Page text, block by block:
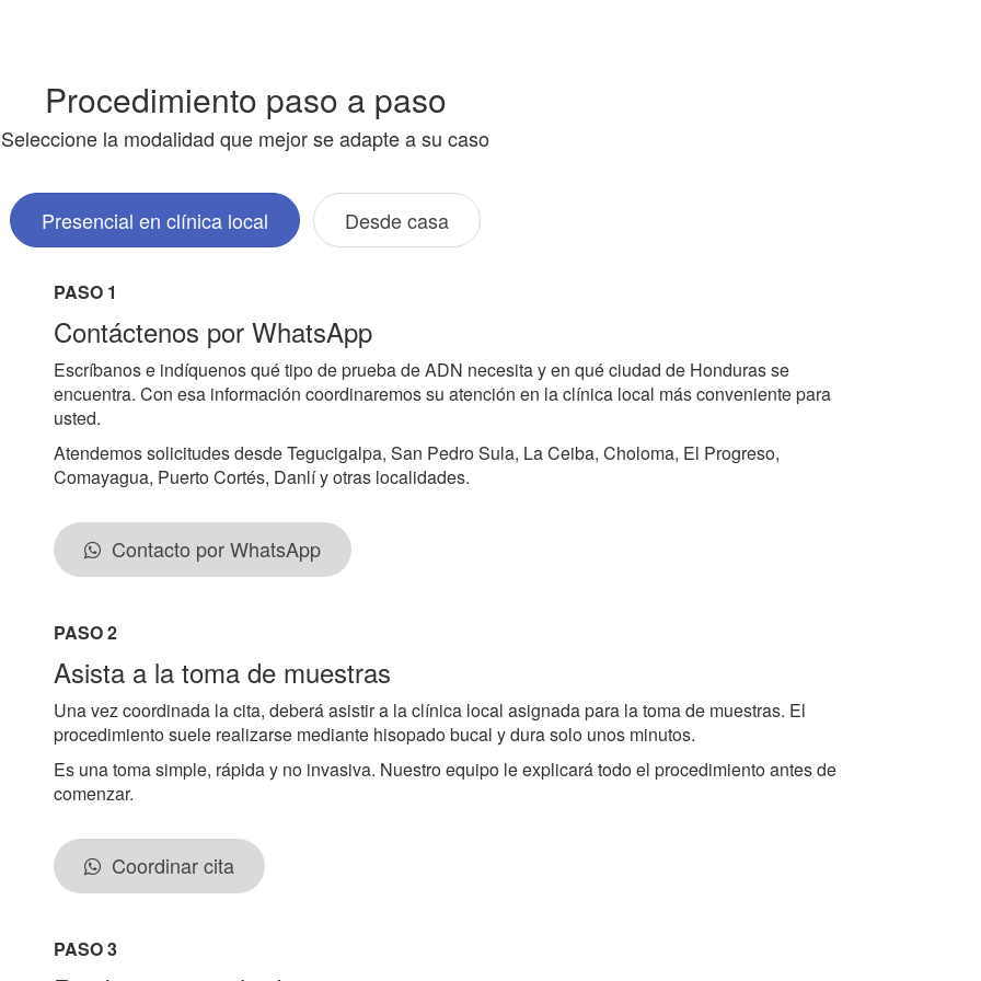
Procedimiento paso a paso
Seleccione la modalidad que mejor se adapte a su caso
Presencial en clínica local Desde casa
PASO 1
Contáctenos por WhatsApp
Escríbanos e indíquenos qué tipo de prueba de ADN necesita y en qué ciudad de Honduras se
encuentra. Con esa información coordinaremos su atención en la clínica local más conveniente para
usted.
Atendemos solicitudes desde Tegucigalpa, San Pedro Sula, La Ceiba, Choloma, El Progreso,
Comayagua, Puerto Cortés, Danlí y otras localidades.
Contacto por WhatsApp
PASO 2
Asista a la toma de muestras
Una vez coordinada la cita, deberá asistir a la clínica local asignada para la toma de muestras. El
procedimiento suele realizarse mediante hisopado bucal y dura solo unos minutos.
Es una toma simple, rápida y no invasiva. Nuestro equipo le explicará todo el procedimiento antes de
comenzar.
Coordinar cita
PASO 3